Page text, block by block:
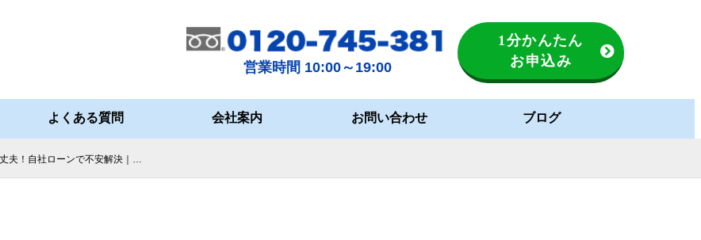
営業時間 10:00～19:00
1分かんたん
お申込み
よくある質問 会社案内 お問い合わせ ブログ
夫！自社ローンで不安解決｜…